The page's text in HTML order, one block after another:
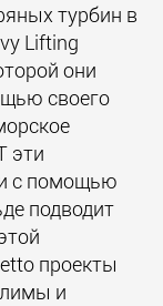
турбин в
Lifting
они
своего
эти
с помощью
подводит
проекты
и